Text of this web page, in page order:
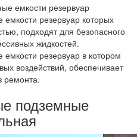
резервуар которых
подходят для безопасного
жидкостей.
резервуар в котором
воздействий, обеспечивает
ремонта.
подземные